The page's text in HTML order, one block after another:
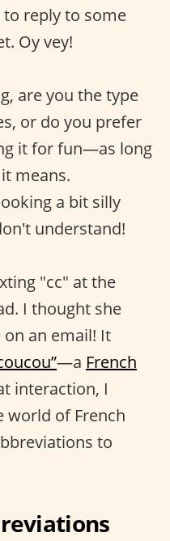
to reply to some
Oy vey!
are you the type
or do you prefer
it for fun—as long
means.
a bit silly
understand!
"cc" at the
I thought she
an email! It
—a French
interaction, I
world of French
to